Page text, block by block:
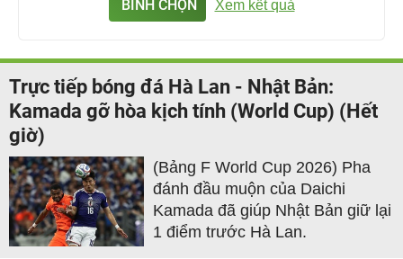
BÌNH CHỌN Xem kết quả
Trực tiếp bóng đá Hà Lan - Nhật Bản:
Kamada gỡ hòa kịch tính (World Cup) (Hết
giờ)
(Bảng F World Cup 2026) Pha
đánh đầu muộn của Daichi
Kamada đã giúp Nhật Bản giữ lại
1 điểm trước Hà Lan.